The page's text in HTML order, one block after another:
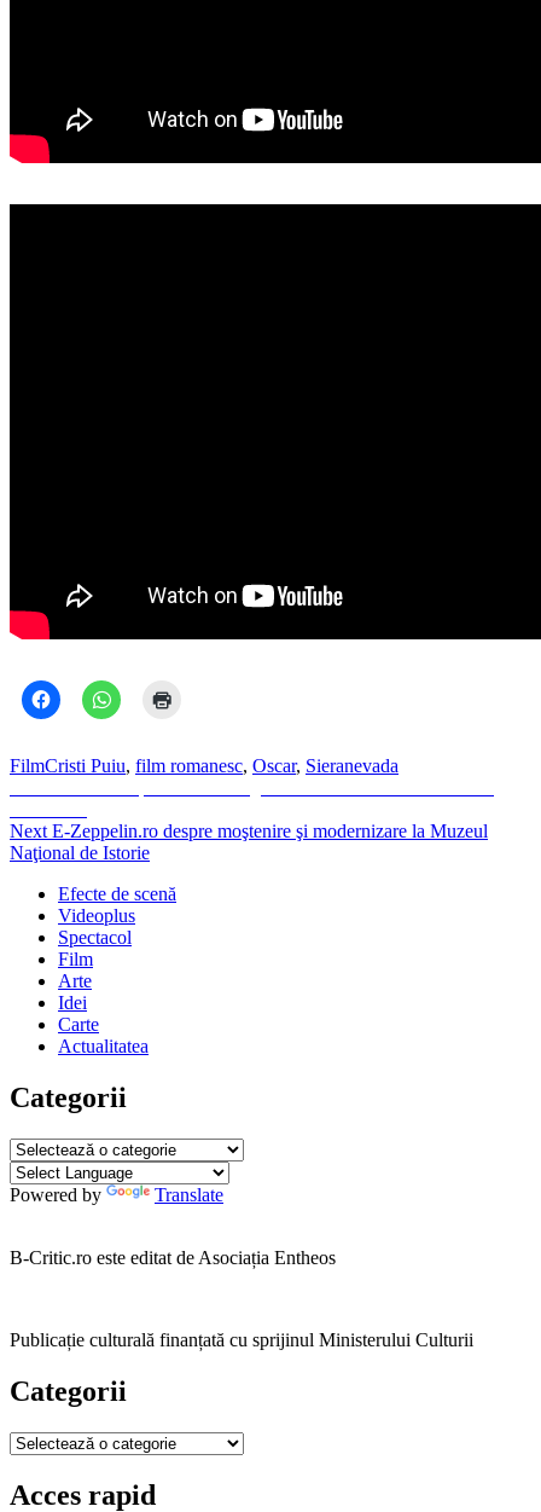
FilmCristi Puiu, film romanesc, Oscar, Sieranevada
Navigare
în
articole
Next Next
post:
E-Zeppelin.ro despre moştenire şi modernizare la Muzeul
Naţional de Istorie
Efecte de scenă
Videoplus
Spectacol
Film
Arte
Idei
Carte
Actualitatea
Categorii
Categorii
Powered by Translate
B-Critic.ro este editat de Asociația Entheos
Publicație culturală finanțată cu sprijinul Ministerului Culturii
Categorii
Categorii
Acces rapid